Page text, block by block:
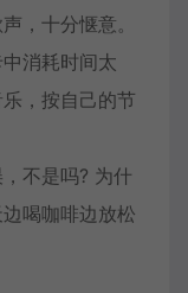
，十分惬意。
消耗时间太
，按自己的节
不是吗? 为什
喝咖啡边放松